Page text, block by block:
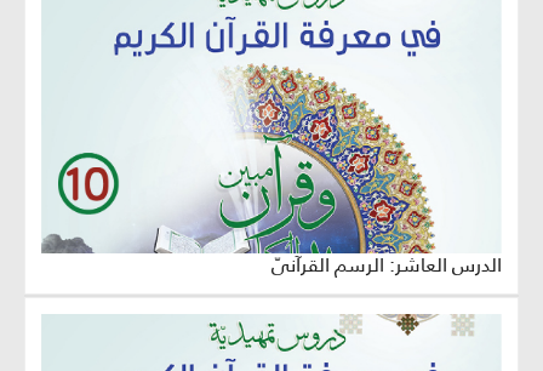
الدرس العاشر: الرسم القرآنيّ